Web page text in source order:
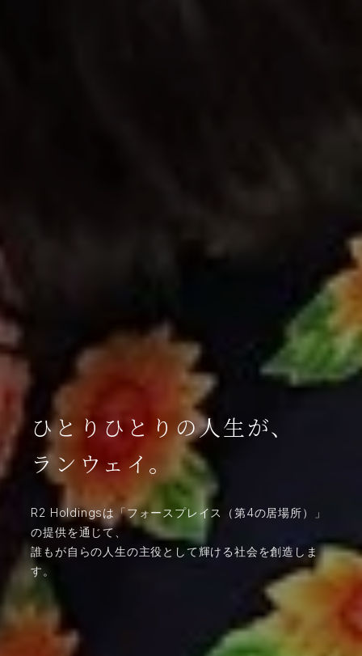
ひとりひとりの人生が、
ランウェイ。
R2 Holdingsは「フォースプレイス（第4の居場所）」
の提供を通じて、
誰もが自らの人生の主役として輝ける社会を創造しま
す。